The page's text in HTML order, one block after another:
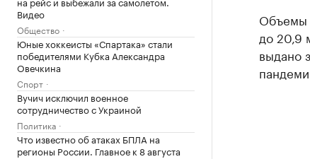
Видео
Общество
Юные хоккеисты «Спартака» стали
победителями Кубка Александра
Овечкина
Спорт
Вучич исключил военное
сотрудничество с Украиной
Политика
Что известно об атаках БПЛА на
регионы России. Главное к 8 августа
Объемы
до 20,9
выдано